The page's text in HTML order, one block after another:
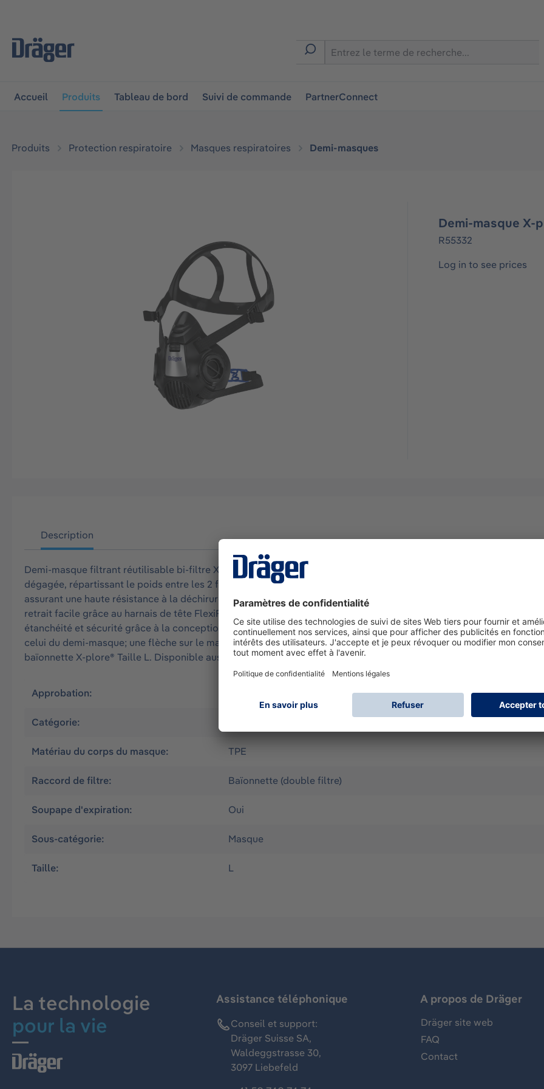
Accueil Produits Tableau de bord Suivi de commande PartnerConnect
Produits Protection respiratoire Masques respiratoires Demi-masques
Demi-masque X-
R55332
Log in to see prices
Description
Demi-masque filtrant réutilisable bi-filtre X-plore 3300 TPE L La solution prix à maintenance réduite !
dégagée, répartissant le poids entre les 2 filtres. Bandage en "X" répartissant la pression. Corps de masque en
assurant une haute résistance à la déchirure, une grande longévité et une bonne résistance aux UV. Valve
retrait facile grâce au harnais de tête FlexiFit de nouvelle génération très souple; ajustement et maintien optimal
étanchéité et sécurité grâce à la conception du demi-masque Raccord Sécurisé à baïonnette Dräger X-plore®.
celui du demi-masque; une flèche sur le masque indique le sens de rotation; on tourne jusqu'au point d'arrêt. On
baïonnette X-plore® Taille L. Disponible aussi en taille S et M Poids : 95 g Conforme à l'EN 140 Emballage individuel
Approbation:
Catégorie:
Matériau du corps du masque: TPE
Raccord de filtre: Baïonnette (double filtre)
Soupape d'expiration: Oui
Sous-catégorie: Masque
Taille: L
La technologie
pour la vie
Assistance téléphonique
Conseil et support:
Dräger Suisse SA,
Waldeggstrasse 30,
3097 Liebefeld
A propos de Dräger
Dräger site web
FAQ
Contact